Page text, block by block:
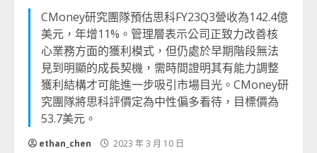
CMoney研究團隊預估思科FY23Q3營收為142.4億
美元，年增11%。管理層表示公司正致力改善核
心業務方面的獲利模式，但仍處於早期階段無法
見到明顯的成長契機，需時間證明其有能力調整
獲利結構才可能進一步吸引市場目光。CMoney研
究團隊將思科評價定為中性偏多看待，目標價為
53.7美元。
ethan_chen 2023 年 3 月 10 日